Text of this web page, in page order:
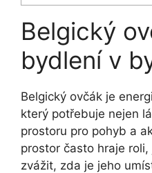
Belgický
bydlení v
Belgický ovčák je
který potřebuje nejen
prostoru pro pohyb a
prostor často hraje
zvážit, zda je jeho